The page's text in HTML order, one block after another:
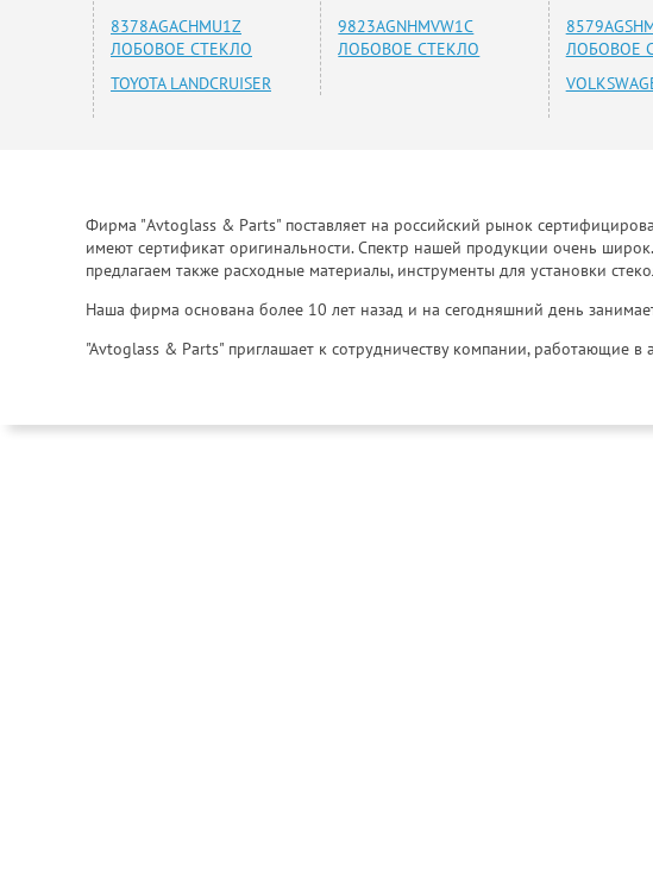
8378AGACHMU1Z
ЛОБОВОЕ СТЕКЛО
TOYOTA LANDCRUISER
9823AGNHMVW1C
ЛОБОВОЕ СТЕКЛО
ЛОБОВОЕ
Фирма "Avtoglass & Parts" поставляет на российский рынок
имеют сертификат оригинальности. Спектр нашей продукции очень
предлагаем также расходные материалы, инструменты для установки
Наша фирма основана более 10 лет назад и на сегодняшний день
"Avtoglass & Parts" приглашает к сотрудничеству компании, работающие в